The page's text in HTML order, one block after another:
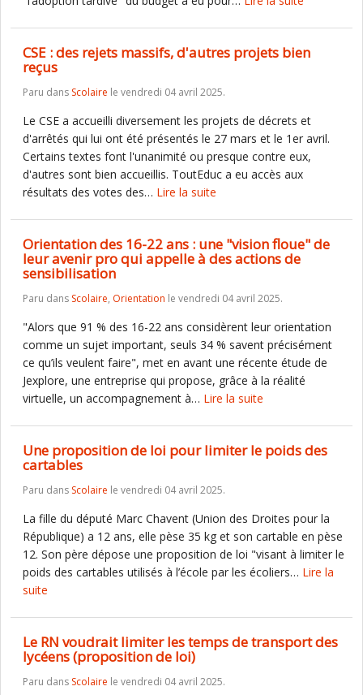
CSE : des rejets massifs, d'autres projets bien
reçus
Paru dans Scolaire le vendredi 04 avril 2025.
Le CSE a accueilli diversement les projets de décrets et
d'arrêtés qui lui ont été présentés le 27 mars et le 1er avril.
Certains textes font l'unanimité ou presque contre eux,
d'autres sont bien accueillis. ToutEduc a eu accès aux
résultats des votes des… Lire la suite
Orientation des 16-22 ans : une "vision floue" de
leur avenir pro qui appelle à des actions de
sensibilisation
Paru dans Scolaire, Orientation le vendredi 04 avril 2025.
"Alors que 91 % des 16-22 ans considèrent leur orientation
comme un sujet important, seuls 34 % savent précisément
ce qu’ils veulent faire", met en avant une récente étude de
Jexplore, une entreprise qui propose, grâce à la réalité
virtuelle, un accompagnement à… Lire la suite
Une proposition de loi pour limiter le poids des
cartables
Paru dans Scolaire le vendredi 04 avril 2025.
La fille du député Marc Chavent (Union des Droites pour la
République) a 12 ans, elle pèse 35 kg et son cartable en pèse
12. Son père dépose une proposition de loi "visant à limiter le
poids des cartables utilisés à l’école par les écoliers… Lire la
suite
Le RN voudrait limiter les temps de transport des
lycéens (proposition de loi)
Paru dans Scolaire le vendredi 04 avril 2025.